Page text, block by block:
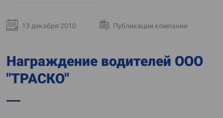
13 декабря 2010 Публикации компании
Награждение водителей ООО
"ТРАСКО"